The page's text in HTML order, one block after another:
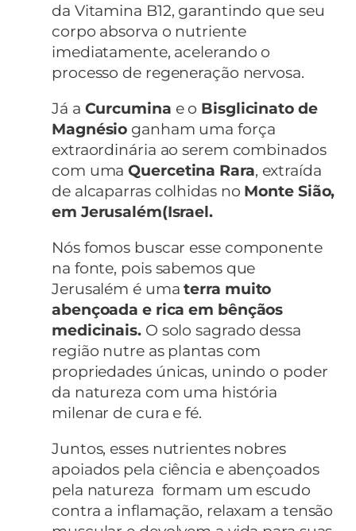
da Vitamina B12, garantindo que seu
corpo absorva o nutriente
imediatamente, acelerando o
processo de regeneração nervosa.
Já a Curcumina e o Bisglicinato de
Magnésio ganham uma força
extraordinária ao serem combinados
com umaQuercetina Rara, extraída
de alcaparras colhidas no Monte Sião,
em Jerusalém(Israel.
Nós fomos buscar esse componente
na fonte, pois sabemos que
Jerusalém é umaterra muito
abençoada e rica em bênçãos
medicinais.O solo sagrado dessa
região nutre as plantas com
propriedades únicas, unindo o poder
da natureza com uma história
milenar de cura e fé.
Juntos, esses nutrientes nobres
apoiados pela ciência e abençoados
pela natureza formam um escudo
contra a inflamação, relaxam a tensão